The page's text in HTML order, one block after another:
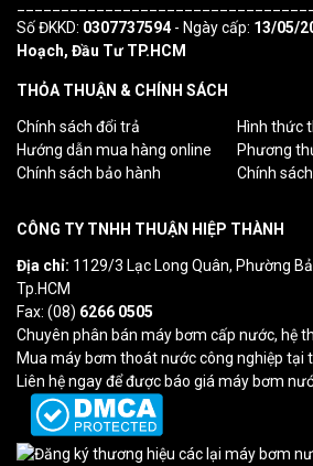
Số ĐKKD: 0307737594- Ngày cấp: 13/05/
Hoạch, Đầu Tư TP.HCM
THỎA THUẬN & CHÍNH SÁCH
Chính sách đổi trả
Hình thức
Hướng dẫn mua hàng online
Phương
Chính sách bảo hành
Chính
CÔNG TY TNHH THUẬN HIỆP THÀNH
Địa chỉ: 1129/3 Lạc Long Quân, Phường
Tp.HCM
Fax: (08) 6266 0505
Chuyên phân bán máy bơm cấp nước, hệ
Mua máy bơm thoát nước công nghiệp tại
Liên hệ ngay để được báo giá máy bơm